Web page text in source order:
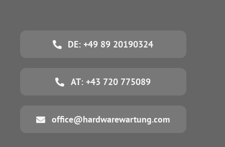
DE: +49 89 20190324
AT: +43 720 775089
office@hardwarewartung.com